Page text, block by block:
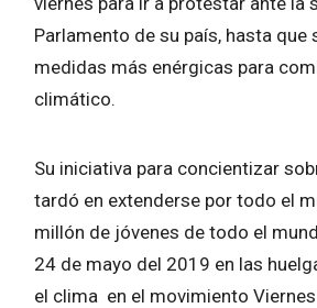
Parlamento de su país, hasta que
medidas más enérgicas para
climático.
Su iniciativa para concientizar
tardó en extenderse por todo el
millón de jóvenes de todo el
24 de mayo del 2019 en las
el clima en el movimiento Viernes